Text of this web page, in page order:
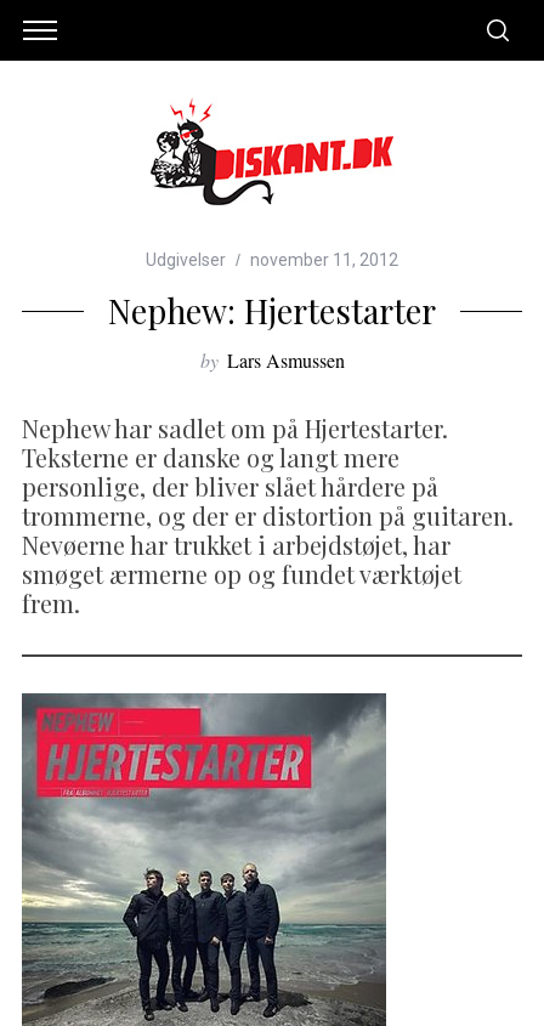
Udgivelser november 11, 2012
Nephew: Hjertestarter
by Lars Asmussen
Nephew har sadlet om på Hjertestarter.
Teksterne er danske og langt mere
personlige, der bliver slået hårdere på
trommerne, og der er distortion på guitaren.
Nevøerne har trukket i arbejdstøjet, har
smøget ærmerne op og fundet værktøjet
frem.